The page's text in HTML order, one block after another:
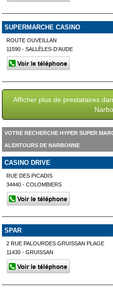
SUPERMARCHE CASINO
ROUTE OUVEILLAN
11590 - SALLÈLES-D'AUDE
Afficher plus de prestataires
VOTRE RECHERCHE HYPER SUPER
ALENTOURS DE NARBONNE
CASINO DRIVE
RUE DES PICADIS
34440 - COLOMBIERS
SPAR
2 RUE PALOURDES GRUISSAN PLAGE
11430 - GRUISSAN